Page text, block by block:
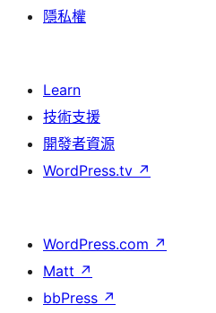
隱私權
Learn
技術支援
開發者資源
WordPress.tv ↗
WordPress.com ↗
Matt ↗
bbPress ↗